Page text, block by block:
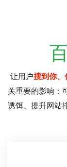
让用户搜到你、
关重要的影响：
诱饵、提升网站